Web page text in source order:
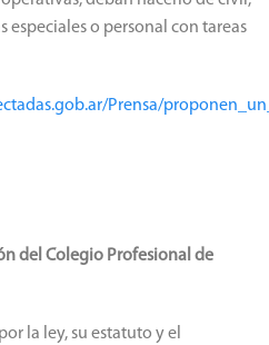
o personal con tareas
Prensa/
del Colegio Profesional de
la ley, su estatuto y el